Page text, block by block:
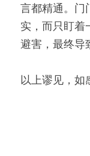
言都精通。门
实，而只盯着
避害，最终导
以上谬见，如